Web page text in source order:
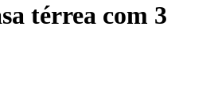
térrea com 3